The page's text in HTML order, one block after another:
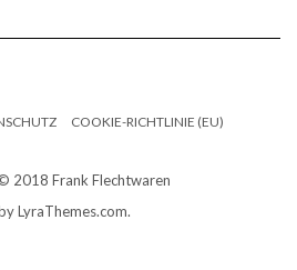
COOKIE-RICHTLINIE (EU)
2018 Frank Flechtwaren
LyraThemes.com.